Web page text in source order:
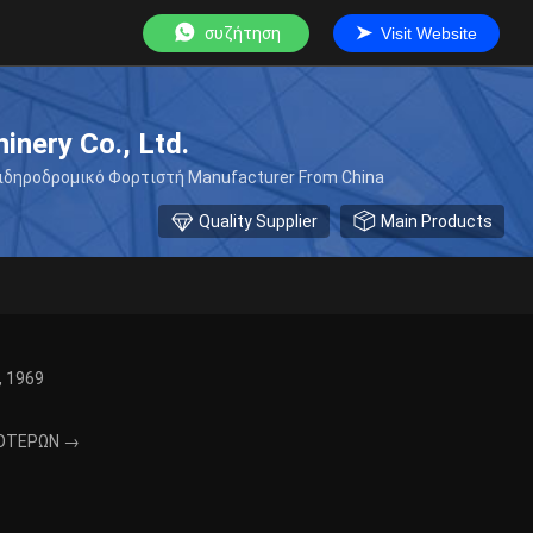
συζήτηση Visit Website
Co., Ltd.
Φορτιστή Manufacturer From China
Quality Supplier Main Products
1969
→